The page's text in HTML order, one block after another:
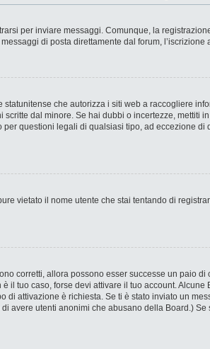
per inviare messaggi. Comunque, la
di posta direttamente dal forum,
che autorizza i siti web a raccogliere
dal minore. Se hai dubbi o incertezze,
questioni legali di qualsiasi tipo, ad eccezione
vietato il nome utente che stai tentando di
corretti, allora possono esser successe un paio
tuo caso, forse devi attivare il tuo account.
attivazione è richiesta. Se ti è stato inviato un
avere utenti anonimi che abusano della Board.)